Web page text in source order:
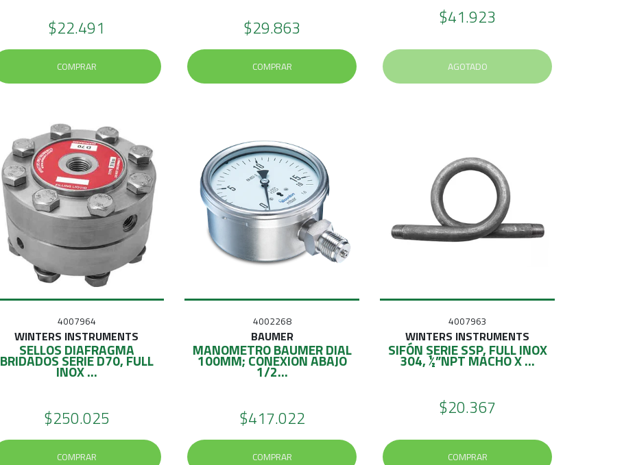
$22.491
COMPRAR
$29.863
COMPRAR
$41.923
AGOTADO
4007964
WINTERS INSTRUMENTS
SELLOS DIAFRAGMA
BRIDADOS SERIE D70, FULL
INOX ...
$250.025
COMPRAR
4002268
BAUMER
MANOMETRO BAUMER DIAL
100MM; CONEXION ABAJO
1/2...
$417.022
COMPRAR
4007963
WINTERS INSTRUMENTS
SIFÓN SERIE SSP, FULL INOX
304, ½”NPT MACHO X ...
$20.367
COMPRAR